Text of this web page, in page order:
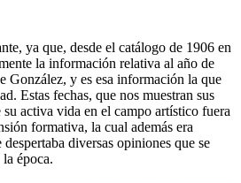
ya que, desde el catálogo de 1906 en
la información relativa al año de
González, y es esa información la que
Estas fechas, que nos muestran sus
activa vida en el campo artístico fuera
formativa, la cual además era
diversas opiniones que se
época.